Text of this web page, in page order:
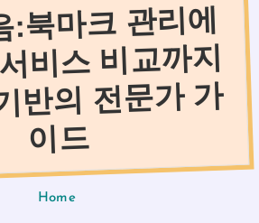
:북마크 관리에
비스 비교까지
반의 전문가 가
이드
Home